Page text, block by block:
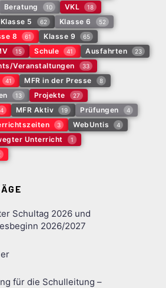
Beratung 10 VKL 18
Klasse 5 62 Klasse 6 52
8 61 Klasse 9 65
15 Schule 41 Ausfahrten 23
Veranstaltungen 33
41 MFR in der Presse 8
13 Projekte 27
4 MFR Aktiv 19 Prüfungen 4
3 WebUntis 4
Unterricht 1
Schultag 2026 und
2026/2027
für die Schulleitung –